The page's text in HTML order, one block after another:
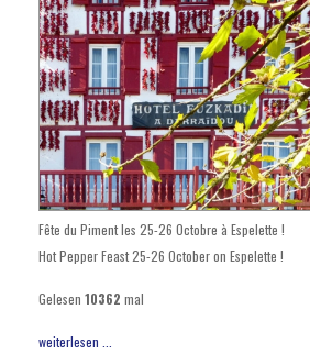
Fête du Piment les 25-26 Octobre à Espelette !
Hot Pepper Feast 25-26 October on Espelette !
Gelesen 10362 mal
weiterlesen ...